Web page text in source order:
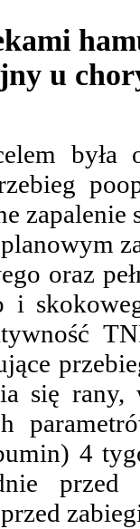
u
była
oraz
i
się
4
przed